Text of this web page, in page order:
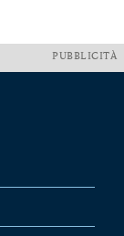
PUBBLICITÀ